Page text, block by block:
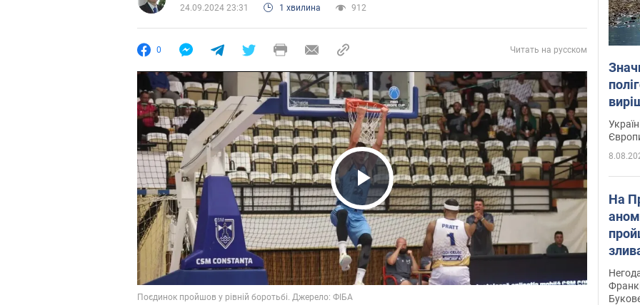
24.09.2024 23:31
1 хвилина 912
0 Читать на русском
Play Video
На